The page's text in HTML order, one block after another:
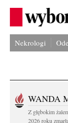
Nekrologi
WANDA
Z głębokim
2026 roku